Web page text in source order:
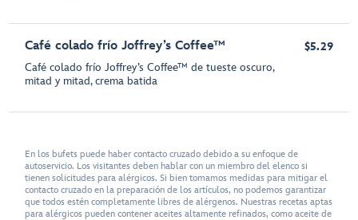
Café colado frío Joffrey’s Coffee™
Café colado frío Joffrey’s Coffee™ de tueste oscuro,
mitad y mitad, crema batida
$5.29
En los bufets puede haber contacto cruzado debido a su enfoque de
autoservicio. Los visitantes deben hablar con un miembro del elenco si
tienen solicitudes para alérgicos. Si bien tomamos medidas para mitigar el
contacto cruzado en la preparación de los artículos, no podemos garantizar
que todos estén completamente libres de alérgenos. Nuestras recetas aptas
para alérgicos pueden contener aceites altamente refinados, como aceite de